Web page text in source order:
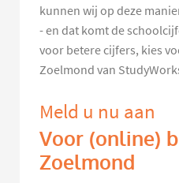
kunnen wij op deze
- en dat komt de
voor betere cijfers, kies
Zoelmond van
Meld u nu aan
Voor (online)
Zoelmond